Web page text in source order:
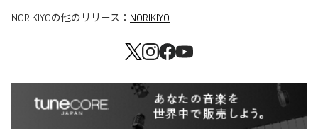
NORIKIYOの他のリリース： NORIKIYO